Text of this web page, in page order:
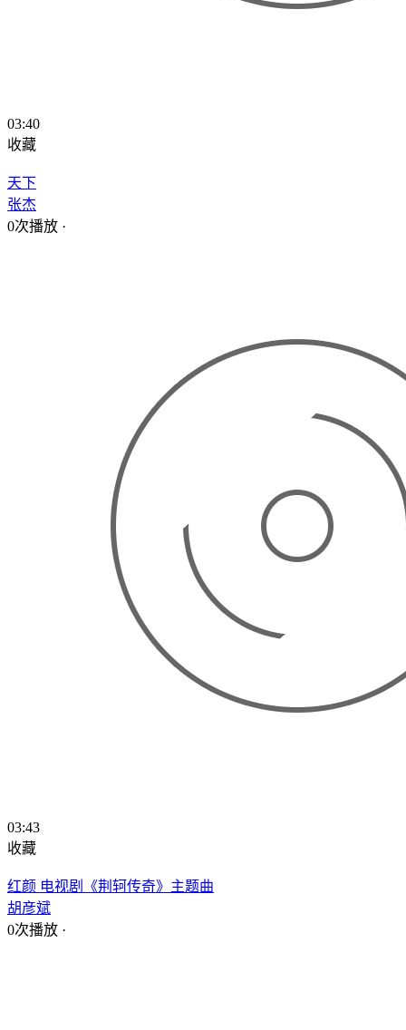
03:40
收藏
天下
张杰
0次播放 ·
03:43
收藏
红颜 电视剧《荆轲传奇》主题曲
胡彦斌
0次播放 ·